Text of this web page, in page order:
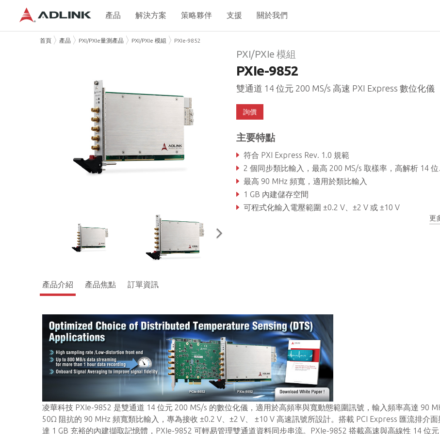
產品 解決方案 策略夥伴 支援 關於我們
首頁 產品 PXI/PXIe量測產品 PXI/PXIe 模組 PXIe-9852
PXI/PXIe 模組
PXIe-9852
雙通道 14 位元 200 MS/s 高速 PXI Express 數位化儀
詢價
主要特點
符合 PXI Express Rev. 1.0 規範
2 個同步類比輸入，最高 200 MS/s 取樣率，高解析 14 位元 ADC
最高 90 MHz 頻寬，適用於類比輸入
1 GB 內建儲存空間
可程式化輸入電壓範圍 ±0.2 V、±2 V 或 ±10 V
更
產品介紹 產品焦點 訂單資訊
凌華科技 PXIe-9852 是雙通道 14 位元 200 MS/s 的數位化儀，適用於高頻率與寬動態範圍訊號，輸入頻率高達 90
50Ω 阻抗的 90 MHz 頻寬類比輸入，專為接收 ±0.2 V、±2 V、 ±10 V 高速訊號所設計。搭載 PCI Express 匯流排介面
達 1 GB 充裕的內建擷取記憶體，PXIe-9852 可輕易管理雙通道資料同步串流。PXIe-9852 搭載高速與高線性 14 位